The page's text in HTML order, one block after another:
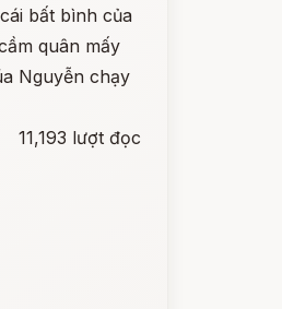
bất bình của
quân mấy
Nguyễn chạy
11,193 lượt đọc